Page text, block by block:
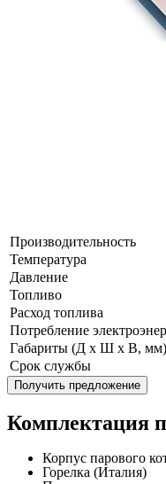
Производительность
Температура
Давление
Топливо
Расход топлива
Потребление
Габариты (Д x Ш x В, мм)
Срок службы
Получить предложение
Комплектация
Корпус парового
Горелка (Италия)